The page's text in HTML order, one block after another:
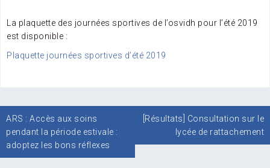
La plaquette des journées sportives de l’osvidh pour l’été 2019
est disponible :
Plaquette journées sportives d’été 2019
Navigation
de
l’article
ARS : Accès aux soins
pendant la période estivale :
adoptez les bons réflexes
[Résultats] Consultation sur le
lycée de rattachement